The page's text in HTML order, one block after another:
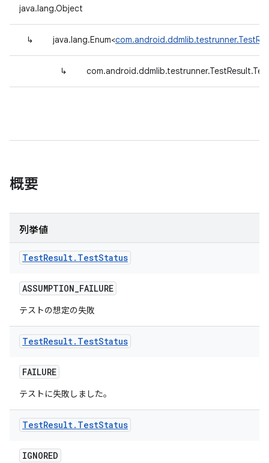
java.lang.Object
↳ java.lang.Enum<
↳
概要
列挙値
TestResult. TestStatus
ASSUMPTION_FAILURE
テストの想定の失敗
TestResult. TestStatus
FAILURE
テストに失敗しました。
TestResult. TestStatus
IGNORED